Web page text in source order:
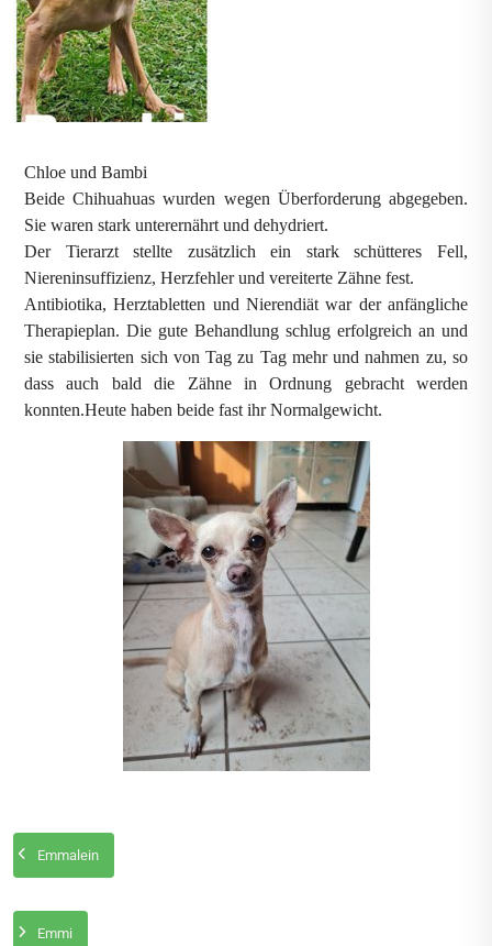
Chloe und Bambi
Beide Chihuahuas wurden wegen Überforderung abgegeben.
Sie waren stark unterernährt und dehydriert.
Der Tierarzt stellte zusätzlich ein stark schütteres Fell,
Niereninsuffizienz, Herzfehler und vereiterte Zähne fest.
Antibiotika, Herztabletten und Nierendiät war der anfängliche
Therapieplan. Die gute Behandlung schlug erfolgreich an und
sie stabilisierten sich von Tag zu Tag mehr und nahmen zu, so
dass auch bald die Zähne in Ordnung gebracht werden
konnten.Heute haben beide fast ihr Normalgewicht.
Emmalein
Emmi